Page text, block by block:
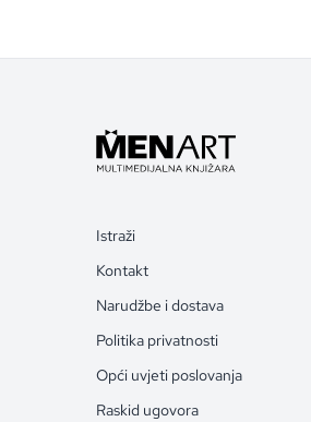
Istraži
Kontakt
Narudžbe i dostava
Politika privatnosti
Opći uvjeti poslovanja
Raskid ugovora